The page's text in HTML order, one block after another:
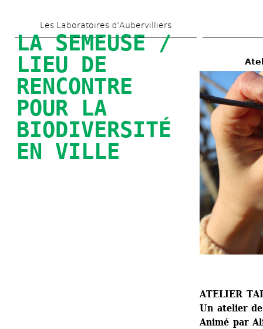
to
main
content
Les Laboratoires d’Aubervilliers
LA SEMEUSE /
LIEU DE
RENCONTRE
POUR LA
BIODIVERSITÉ
EN VILLE
ATELIER
Un atelier
Animé par